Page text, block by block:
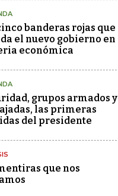
banderas rojas que
el nuevo gobierno en
económica
grupos armados y
las primeras
del presidente
que nos